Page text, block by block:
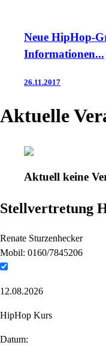
Neue HipHop-
Informationen...
26.11.2017
Aktuelle
Aktuell keine
Stellvertretung
Renate Sturzenhecker
Mobil: 0160/7845206
12.08.2026
HipHop Kurs
Datum: